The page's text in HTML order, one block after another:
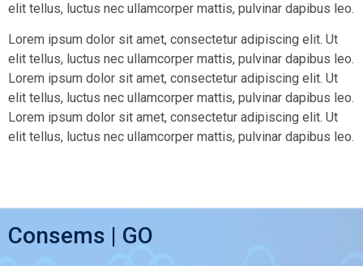
elit tellus, luctus nec ullamcorper mattis, pulvinar dapibus leo.
Lorem ipsum dolor sit amet, consectetur adipiscing elit. Ut
elit tellus, luctus nec ullamcorper mattis, pulvinar dapibus leo.
Lorem ipsum dolor sit amet, consectetur adipiscing elit. Ut
elit tellus, luctus nec ullamcorper mattis, pulvinar dapibus leo.
Lorem ipsum dolor sit amet, consectetur adipiscing elit. Ut
elit tellus, luctus nec ullamcorper mattis, pulvinar dapibus leo.
Consems | GO